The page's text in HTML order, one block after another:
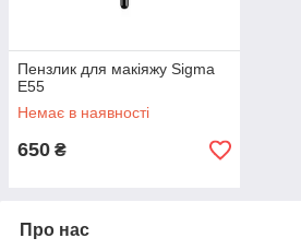
Пензлик для макіяжу Sigma
E55
Немає в наявності
650 ₴
Про нас